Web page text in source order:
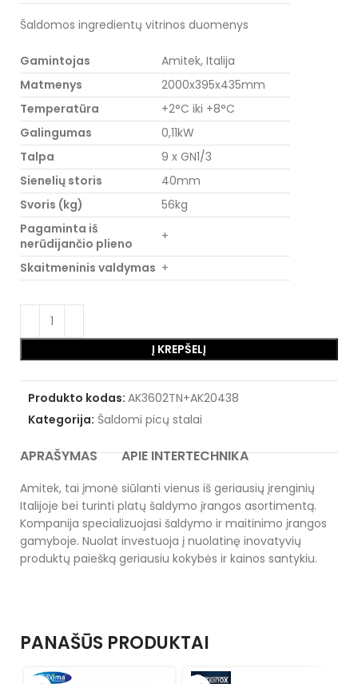
Šaldomos ingredientų vitrinos duomenys
Gamintojas
Amitek, Italija
Matmenys
2000x395x435mm
Temperatūra
+2°C iki +8°C
Galingumas
0,11kW
Talpa
9 x GN1/3
Sienelių storis
40mm
Svoris (kg)
56kg
Pagaminta iš
nerūdijančio plieno
+
Skaitmeninis valdymas +
Į KREPŠELĮ
Produkto kodas: AK3602TN+AK20438
Kategorija: Šaldomi picų stalai
APRAŠYMAS APIE INTERTECHNIKA
Amitek, tai įmonė siūlanti vienus iš geriausių įrenginių
Italijoje bei turinti platų šaldymo įrangos asortimentą.
Kompanija specializuojasi šaldymo ir maitinimo įrangos
gamyboje. Nuolat investuoja į nuolatinę inovatyvių
produktų paiešką geriausiu kokybės ir kainos santykiu.
PANAŠŪS PRODUKTAI